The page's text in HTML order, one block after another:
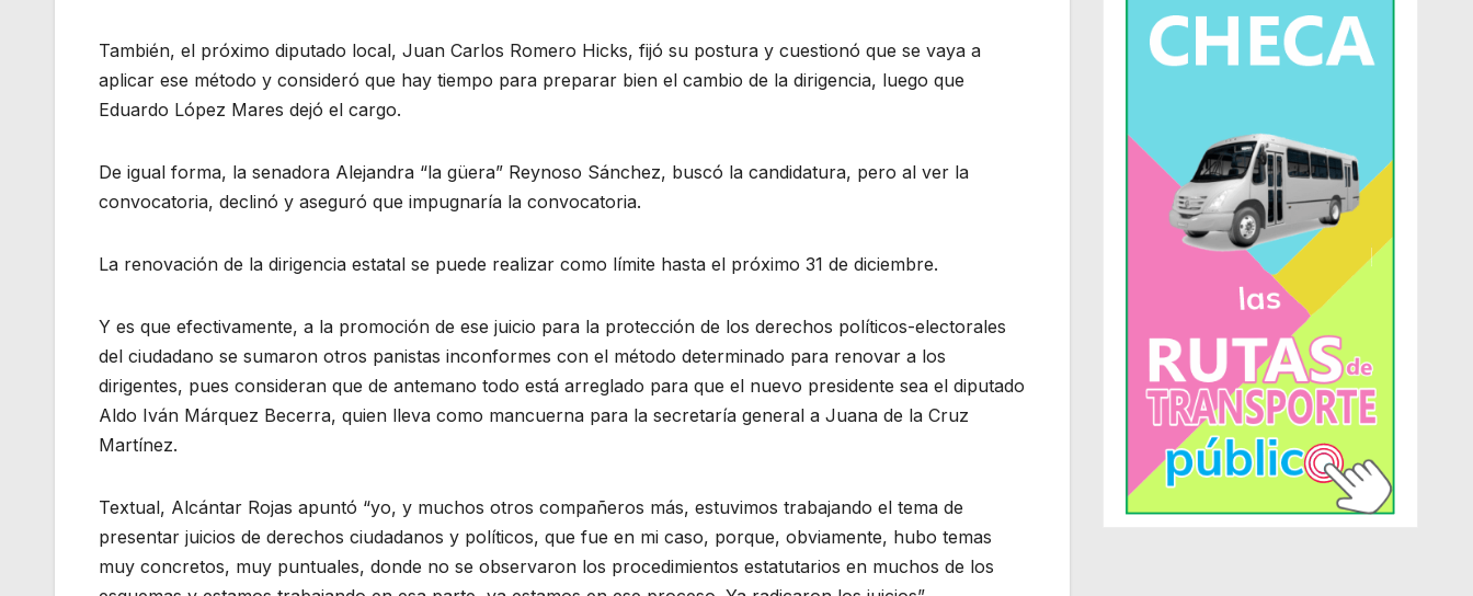
También, el próximo diputado local, Juan Carlos Romero Hicks, fijó su postura y cuestionó que se vaya a
aplicar ese método y consideró que hay tiempo para preparar bien el cambio de la dirigencia, luego que
Eduardo López Mares dejó el cargo.
De igual forma, la senadora Alejandra “la güera” Reynoso Sánchez, buscó la candidatura, pero al ver la
convocatoria, declinó y aseguró que impugnaría la convocatoria.
La renovación de la dirigencia estatal se puede realizar como límite hasta el próximo 31 de diciembre.
Y es que efectivamente, a la promoción de ese juicio para la protección de los derechos políticos-electorales
del ciudadano se sumaron otros panistas inconformes con el método determinado para renovar a los
dirigentes, pues consideran que de antemano todo está arreglado para que el nuevo presidente sea el diputado
Aldo Iván Márquez Becerra, quien lleva como mancuerna para la secretaría general a Juana de la Cruz
Martínez.
Textual, Alcántar Rojas apuntó “yo, y muchos otros compañeros más, estuvimos trabajando el tema de
presentar juicios de derechos ciudadanos y políticos, que fue en mi caso, porque, obviamente, hubo temas
muy concretos, muy puntuales, donde no se observaron los procedimientos estatutarios en muchos de los